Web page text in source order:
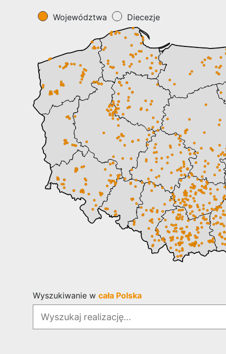
Województwa Diecezje
Wyszukiwanie w cała Polska